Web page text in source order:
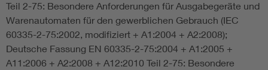
Circular Economy für mehr Ressourceneffizienz
Cybersecurity in der Industrieautomatisierung
Teil 2-75: Besondere Anforderungen für Ausgabegeräte und
Warenautomaten für den gewerblichen Gebrauch (IEC
60335-2-75:2002, modifiziert + A1:2004 + A2:2008);
Deutsche Fassung EN 60335-2-75:2004 + A1:2005 +
A11:2006 + A2:2008 + A12:2010 Teil 2-75: Besondere